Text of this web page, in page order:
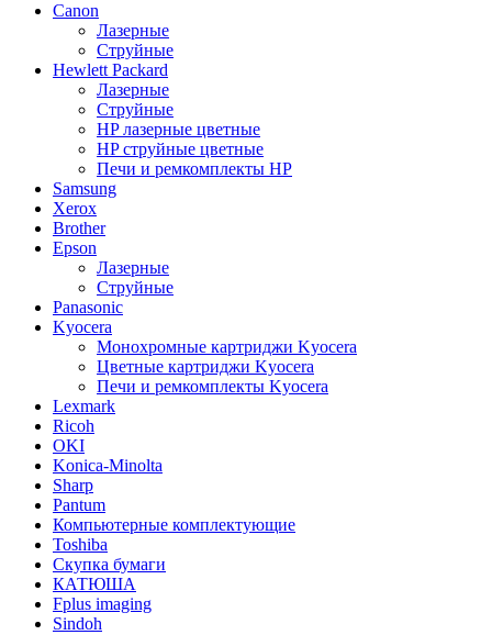
Canon
Лазерные
Струйные
Hewlett Packard
Лазерные
Струйные
HP лазерные цветные
HP струйные цветные
Печи и ремкомплекты HP
Samsung
Xerox
Brother
Epson
Лазерные
Струйные
Panasonic
Kyocera
Монохромные картриджи Kyocera
Цветные картриджи Kyocera
Печи и ремкомплекты Kyocera
Lexmark
Ricoh
OKI
Konica-Minolta
Sharp
Pantum
Компьютерные комплектующие
Toshiba
Скупка бумаги
КАТЮША
Fplus imaging
Sindoh